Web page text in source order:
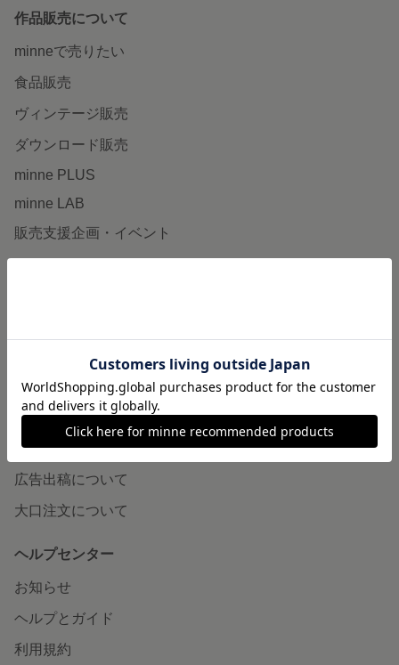
作品販売について
minneで売りたい
食品販売
ヴィンテージ販売
ダウンロード販売
minne PLUS
minne LAB
販売支援企画・イベント
minne学習帖
minneの本
企業の方へ
広告出稿について
大口注文について
ヘルプセンター
お知らせ
ヘルプとガイド
利用規約